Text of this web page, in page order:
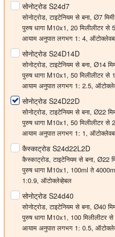
सोनोट्रोड S24d7
सोनोट्रोड, टाइटेनियम से बना, Ø7 मिमी
पुरुष धागा M10x1, 20 मिलीलीटर
आयाम अनुपात लगभग 1: 4,
सोनोट्रोड S24D14D
सोनोट्रोड, टाइटेनियम से बना, Ø14
पुरुष धागा M10x1, 50 मिलीलीटर
आयाम अनुपात लगभग 1: 2.5,
सोनोट्रोड S24D22D
सोनोट्रोड, टाइटेनियम से बना, Ø22
पुरुष धागा M10x1, 50 मिलीलीटर
आयाम अनुपात लगभग 1: 1,
कैस्काट्रोड S24d22L2D
कैस्काट्रोड, टाइटेनियम से बना, Ø22
पुरुष धागा M10x1, 100ml ते
1:0.9, ऑटोक्लेव्हेबल
सोनोट्रोड S24d40
सोनोट्रोड, टाइटेनियम से बना, Ø40
पुरुष धागा M10x1, 100 मिलीलीटर
आयाम अनुपात लगभग 1: 0.5,